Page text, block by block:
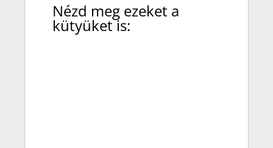
Nézd meg ezeket a
kütyüket is: